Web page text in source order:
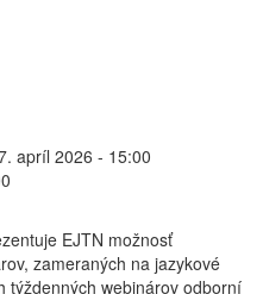
apríl 2026 - 15:00
EJTN možnosť
zameraných na jazykové
týždenných webinárov odborní